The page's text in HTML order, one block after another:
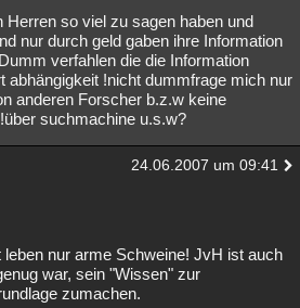
Herren so viel zu sagen haben und
nur durch geld gaben ihre Information
verfahlen die die Information
abhängigkeit !nicht dummfrage mich nur
anderen Forscher b.z.w keine
suchmachine u.s.w?
24.06.2007 um 09:41
nur arme Schweine! JvH ist auch
war, sein "Wissen" zur
zumachen.